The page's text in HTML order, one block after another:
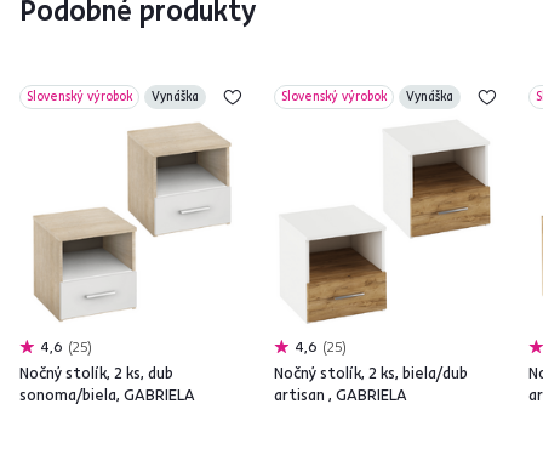
Podobné produkty
Slovenský výrobok Vynáška
4,6 25
Nočný stolík, 2 ks, dub
sonoma/biela, GABRIELA
Slovenský výrobok Vynáška
4,6 25
Nočný stolík, 2 ks, biela/dub
artisan , GABRIELA